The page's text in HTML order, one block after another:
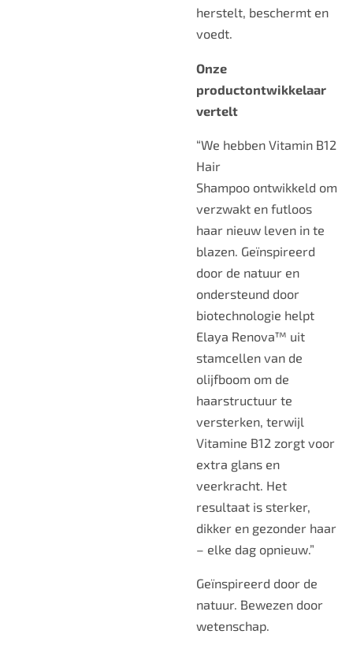
herstelt, beschermt en
voedt.
Onze
productontwikkelaar
vertelt
“We hebben Vitamin B12
Hair
Shampoo ontwikkeld om
verzwakt en futloos
haar nieuw leven in te
blazen. Geïnspireerd
door de natuur en
ondersteund door
biotechnologie helpt
Elaya Renova™ uit
stamcellen van de
olijfboom om de
haarstructuur te
versterken, terwijl
Vitamine B12 zorgt voor
extra glans en
veerkracht. Het
resultaat is sterker,
dikker en gezonder haar
– elke dag opnieuw.”
Geïnspireerd door de
natuur. Bewezen door
wetenschap.